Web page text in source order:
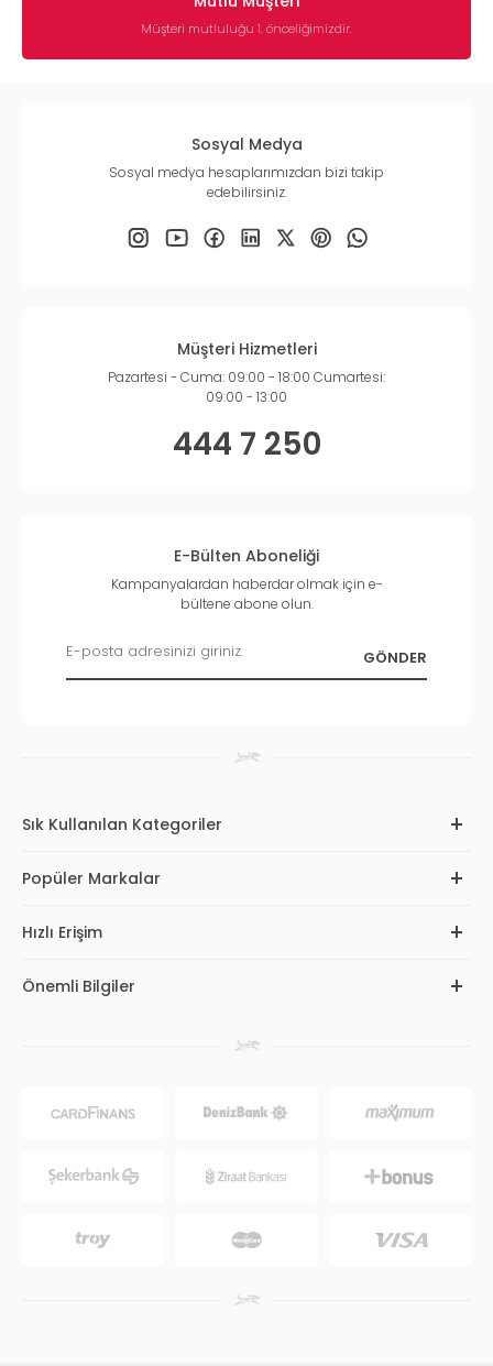
Müşteri mutluluğu 1. önceliğimizdir.
Sosyal Medya
Sosyal medya hesaplarımızdan bizi takip
edebilirsiniz.
Müşteri Hizmetleri
Pazartesi - Cuma: 09:00 - 18:00 Cumartesi:
09:00 - 13:00
444 7 250
E-Bülten Aboneliği
Kampanyalardan haberdar olmak için e-
bültene abone olun.
Sık Kullanılan Kategoriler
Popüler Markalar
Hızlı Erişim
Önemli Bilgiler